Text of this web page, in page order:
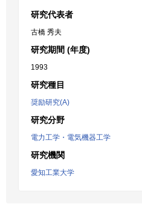
研究代表者
古橋 秀夫
研究期間 (年度)
1993
研究種目
奨励研究(A)
研究分野
電力工学・電気機器工学
研究機関
愛知工業大学